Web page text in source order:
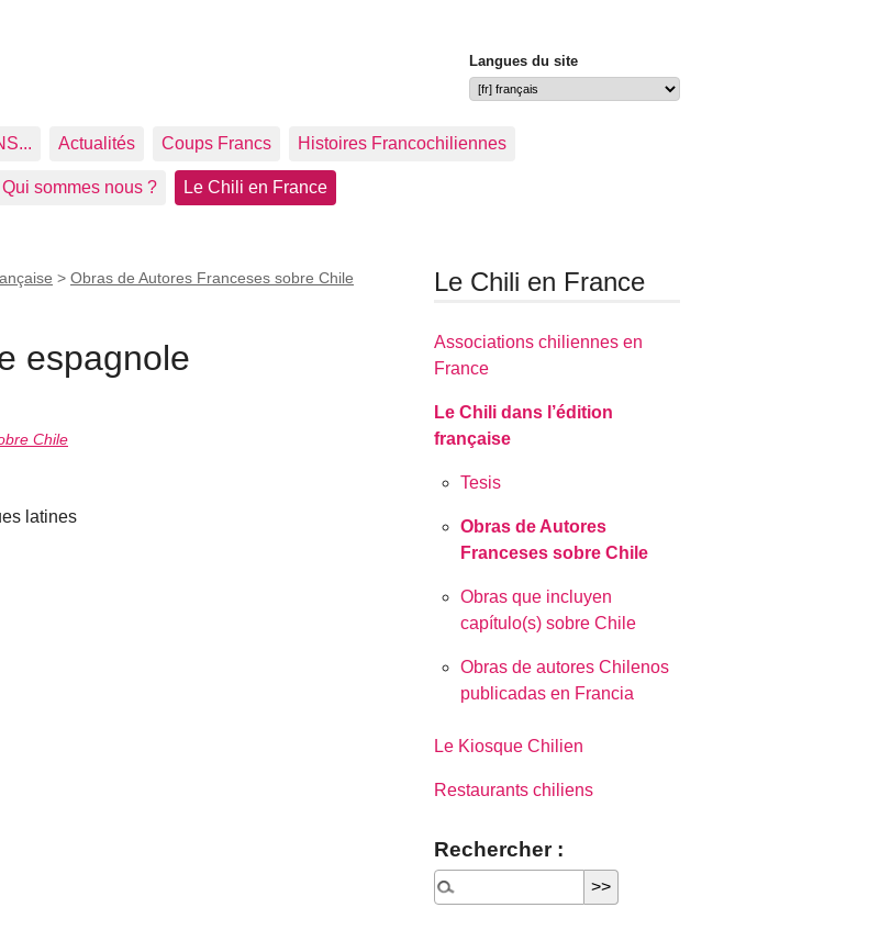
Langues du site
Actualités Coups Francs Histoires Francochiliennes
Qui sommes nous ? Le Chili en France
> Obras de Autores Franceses sobre Chile
espagnole
Chile
latines
Le Chili en France
Associations chiliennes en
France
Le Chili dans l’édition
française
Tesis
Obras de Autores
Franceses sobre Chile
Obras que incluyen
capítulo(s) sobre Chile
Obras de autores Chilenos
publicadas en Francia
Le Kiosque Chilien
Restaurants chiliens
Rechercher :